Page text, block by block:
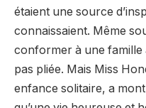
étaient une source
connaissaient. Même
conformer à une famille
pas pliée. Mais Miss
enfance solitaire, a